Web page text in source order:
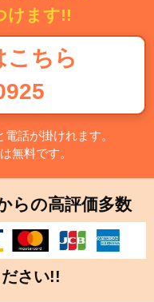
けます!!
こちら
話が掛けれます。
無料です。
らの高評価多数
さい!!